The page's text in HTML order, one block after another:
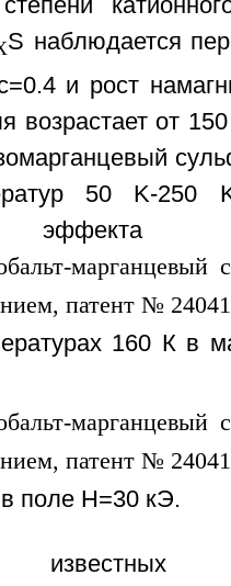
S наблюдается
и рост
возрастает от
50 K-250
160 К в
поле Н=30 кЭ.
известных